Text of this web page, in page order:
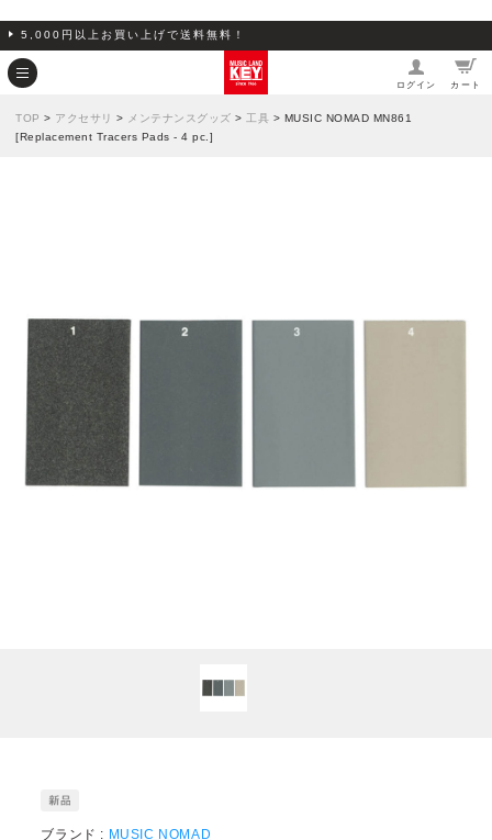
5,000円以上お買い上げで送料無料！
ログイン カート
TOP > アクセサリ > メンテナンスグッズ > 工具 > MUSIC NOMAD MN861
[Replacement Tracers Pads - 4 pc.]
ブランド : MUSIC NOMAD